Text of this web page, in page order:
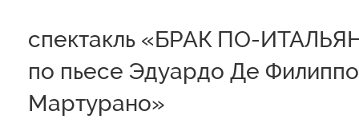
спектакль «БРАК ПО-
по пьесе Эдуардо Де